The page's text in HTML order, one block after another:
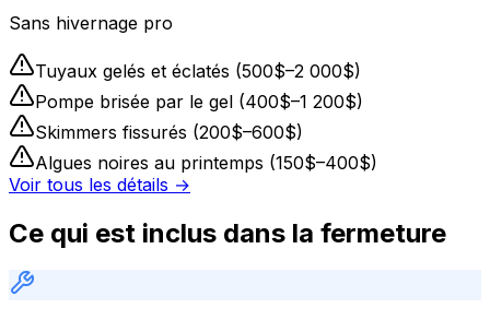
Sans hivernage pro
Tuyaux gelés et éclatés (500$–2 000$)
Pompe brisée par le gel (400$–1 200$)
Skimmers fissurés (200$–600$)
Algues noires au printemps (150$–400$)
Voir tous les détails →
Ce qui est inclus dans la fermeture